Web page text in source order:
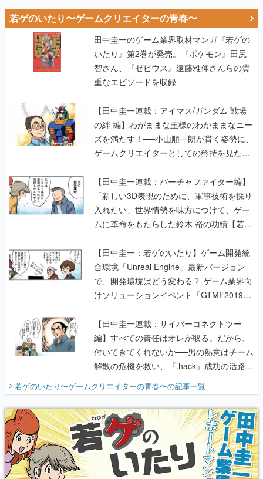
若ゲのいたり〜ゲームクリエイターの青春〜
田中圭一のゲーム業界取材マンガ『若ゲの
いたり』第2巻が発売。『ポケモン』田尻
智さん、『ゼビウス』遠藤雅伸さんらの貴
重なエピソードを収録
【田中圭一連載：アイマス/ガンダム 戦場
の絆 編】わがままな王様のわがままなニー
ズを満たす！──小山順一朗が貫く姿勢に、
ゲームクリエイターとしての矜持を見た
【若ゲのいたり最終回】
【田中圭一連載：バーチャファイター編】
「新しい3D表現のために、軍事技術を採り
入れたい」世界情勢を味方につけて、ゲー
ムに革命をもたらした鈴木 裕の功績【若ゲ
のいたり】
【田中圭一：若ゲのいたり】ゲーム開発統
合環境「Unreal Engine」最新バージョン
で、開発環境はどう変わる？ ゲーム業界向
けソリューションイベント「GTMF2019」
に行って、より理解を深めよう【PR】
【田中圭一連載：サイバーコネクトツー
編】すべての責任はオレが取る。だから、
付いてきてくれないか──男の熱意はチーム
解散の危機を救い、『.hack』成功の活路を
開く。業界の快男児・松山 洋に流れる血は
『少年ジャンプ』色だった【若ゲのいた
り】
若ゲのいたり〜ゲームクリエイターの青春〜の記事一覧